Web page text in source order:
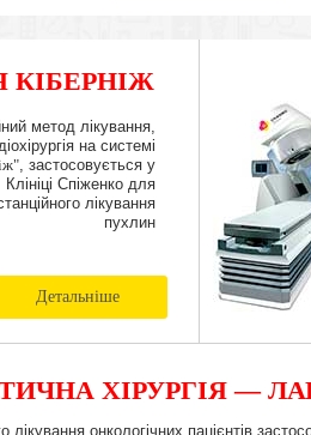
КІБЕРНІЖ
метод лікування,
на системі
, застосовується у
Клініці Спіженко для
лікування
пухлин
Детальніше
ХІРУРГІЯ —
лікування онкологічних пацієнтів